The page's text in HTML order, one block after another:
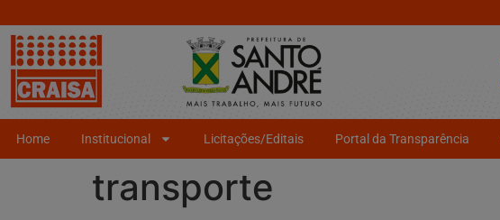
Home Institucional Licitações/Editais Portal da Transparência
transporte